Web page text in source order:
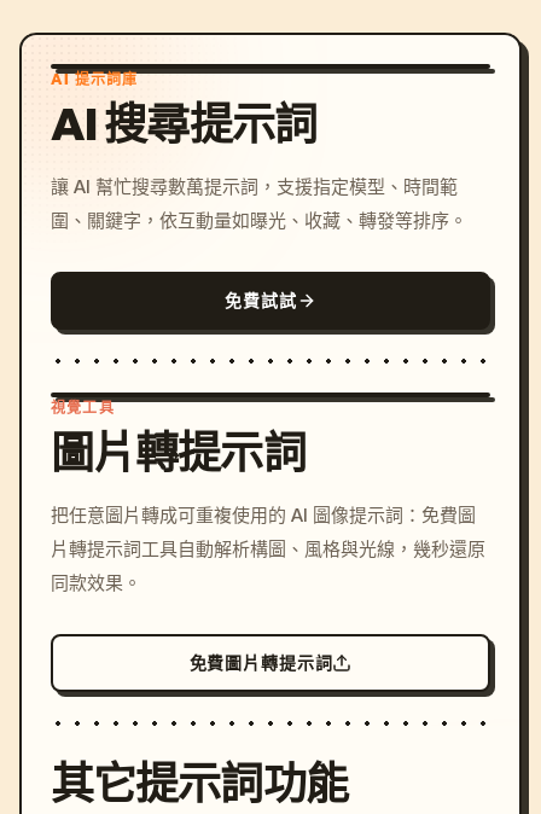
AI 提示詞庫
AI 搜尋提示詞
讓 AI 幫忙搜尋數萬提示詞，支援指定模型、時間範
圍、關鍵字，依互動量如曝光、收藏、轉發等排序。
免費試試
c, cyberpunk sunset, neon
colors, 8k --v 6.0
視覺工具
圖片轉提示詞
把任意圖片轉成可重複使用的 AI 圖像提示詞：免費圖
片轉提示詞工具自動解析構圖、風格與光線，幾秒還原
同款效果。
免費圖片轉提示詞
其它提示詞功能